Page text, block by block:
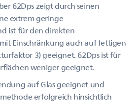
62Dps zeigt durch seinen
extrem geringe
ist für den direkten
Einschränkung auch auf fettigen
3) geeignet. 62Dps ist für
weniger geeignet.
auf Glas geeignet und
erfolgreich hinsichtlich